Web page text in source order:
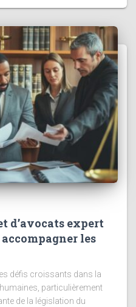
d’avocats expert
les
défis croissants dans la
particulièrement
de la législation du